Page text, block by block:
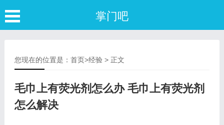
掌门吧
您现在的位置是： 首页>经验> 正文
毛巾上有荧光剂怎么办 毛巾上有荧光剂
怎么解决